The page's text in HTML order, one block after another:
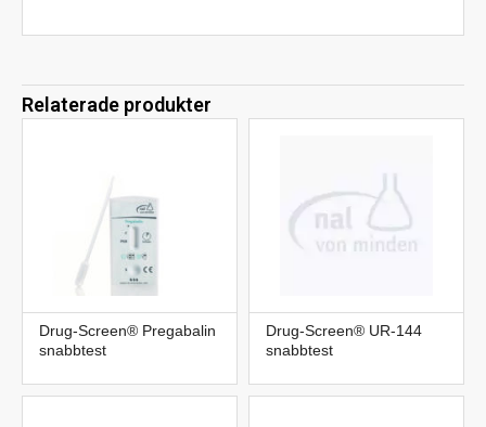
Relaterade produkter
Drug-Screen® Pregabalin
snabbtest
Drug-Screen® UR-144
snabbtest